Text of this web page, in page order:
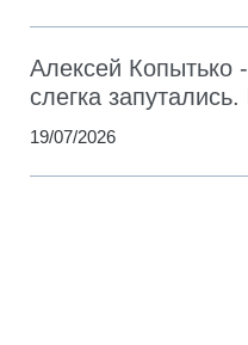
Алексей Копытько
слегка
19/07/2026